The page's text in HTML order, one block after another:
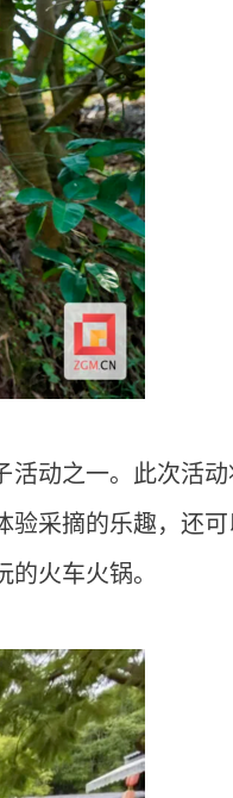
活动之一。此次活
验采摘的乐趣，还
火车火锅。